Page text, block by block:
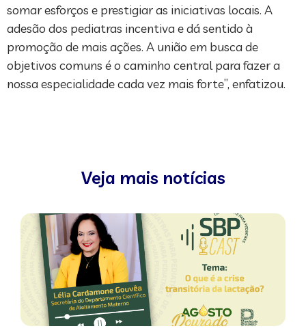
somar esforços e prestigiar as iniciativas locais. A
adesão dos pediatras incentiva e dá sentido à
promoção de mais ações. A união em busca de
objetivos comuns é o caminho central para fazer a
nossa especialidade cada vez mais forte”, enfatizou.
Veja mais notícias